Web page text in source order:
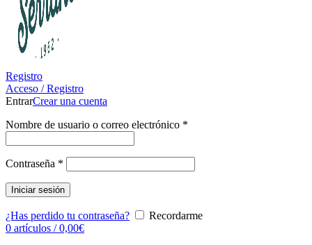
Registro
Acceso / Registro
EntrarCrear una cuenta
Nombre de usuario o correo electrónico *
Contraseña *
Iniciar sesión
¿Has perdido tu contraseña?
Recordarme
0 artículos / 0,00€